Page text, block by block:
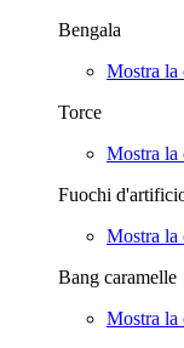
Bengala
Mostra la
Torce
Mostra la
Fuochi
Mostra la
Bang caramelle
Mostra la